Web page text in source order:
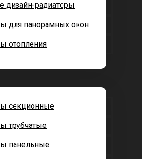
дизайн-радиаторы
для панорамных окон
отопления
секционные
трубчатые
панельные